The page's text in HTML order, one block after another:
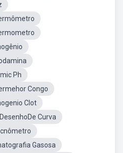
Ph
Congo
Clot
DesenhoDe Curva
Gasosa